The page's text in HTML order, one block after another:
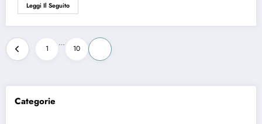
Leggi Il Seguito
Paginazione
degli
articoli
1
…
10
Categorie